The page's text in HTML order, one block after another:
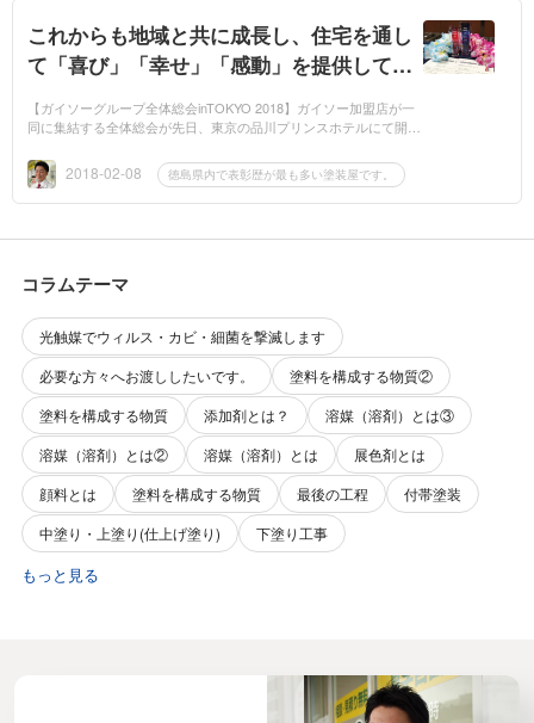
これからも地域と共に成長し、住宅を通し
て「喜び」「幸せ」「感動」を提供して参
【ガイソーグループ全体総会inTOKYO 2018】ガイソー加盟店が一
同に集結する全体総会が先日、東京の品川プリンスホテルにて開催
位』『塗料販売...
2018-02-08 徳島県内で表彰歴が最も多い塗装屋です。
コラムテーマ
光触媒でウィルス・カビ・細菌を撃滅します
必要な方々へお渡ししたいです。
塗料を構成する物質②
塗料を構成する物質
添加剤とは？
溶媒（溶剤）とは③
溶媒（溶剤）とは②
溶媒（溶剤）とは
展色剤とは
顔料とは
塗料を構成する物質 最後の工程
付帯塗装
中塗り・上塗り(仕上げ塗り)
下塗り工事
もっと見る